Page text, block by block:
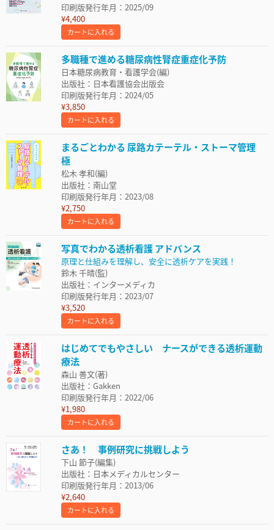
印刷版発行年月：2025/09
¥4,400
カートに入れる
多職種で進める糖尿病性腎症重症化予防
日本糖尿病教育・看護学会(編)
出版社：日本看護協会出版会
印刷版発行年月：2024/05
¥3,850
カートに入れる
まるごとわかる 尿路カテーテル・ストーマ管理
極
松木 孝和(編)
出版社：南山堂
印刷版発行年月：2023/08
¥2,750
カートに入れる
写真でわかる透析看護 アドバンス
原理と仕組みを理解し、安全に透析ケアを実践！
鈴木 千晴(監)
出版社：インターメディカ
印刷版発行年月：2023/07
¥3,520
カートに入れる
はじめてでもやさしい ナースができる透析運動
療法
森山 善文(著)
出版社：Gakken
印刷版発行年月：2022/06
¥1,980
カートに入れる
さあ！ 事例研究に挑戦しよう
下山 節子(編集)
出版社：日本メディカルセンター
印刷版発行年月：2013/06
¥2,640
カートに入れる